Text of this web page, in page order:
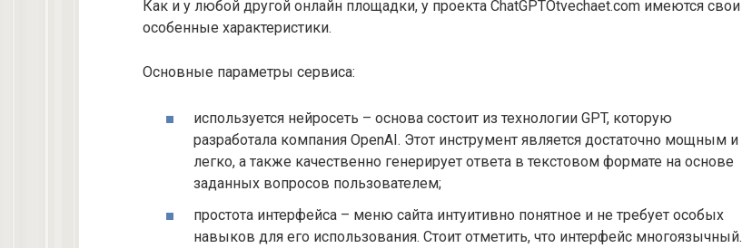
Как и у любой другой онлайн площадки, у проекта ChatGPTOtvechaet.com имеются свои
особенные характеристики.
Основные параметры сервиса:
используется нейросеть – основа состоит из технологии GPT, которую
разработала компания OpenAI. Этот инструмент является достаточно мощным и
легко, а также качественно генерирует ответа в текстовом формате на основе
заданных вопросов пользователем;
простота интерфейса – меню сайта интуитивно понятное и не требует особых
навыков для его использования. Стоит отметить, что интерфейс многоязычный.